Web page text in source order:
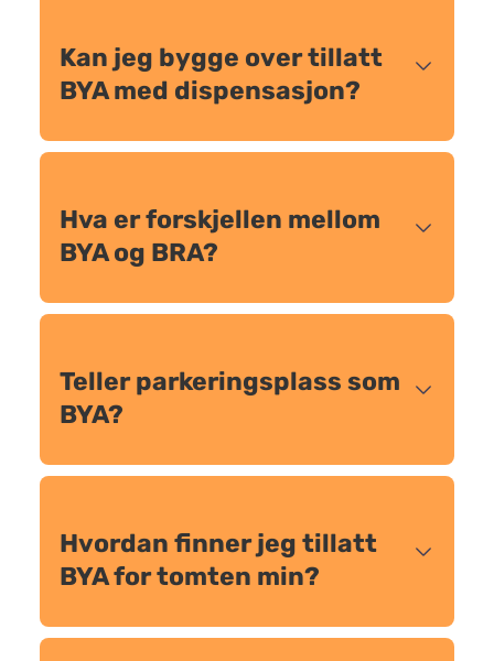
Kan jeg bygge over tillatt
BYA med dispensasjon?
Hva er forskjellen mellom
BYA og BRA?
Teller parkeringsplass som
BYA?
Hvordan finner jeg tillatt
BYA for tomten min?